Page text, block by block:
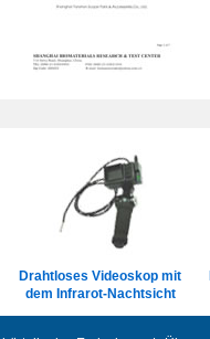
Drahtloses Videoskop mit
dem Infrarot-Nachtsicht